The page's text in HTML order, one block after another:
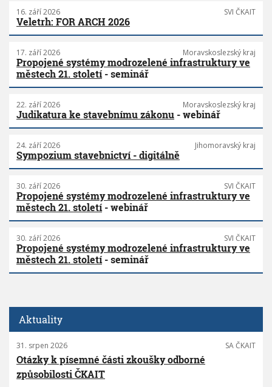
16. září 2026 SVI ČKAIT
Veletrh: FOR ARCH 2026
17. září 2026 Moravskoslezský kraj
Propojené systémy modrozelené infrastruktury ve
městech 21. století- seminář
22. září 2026 Moravskoslezský kraj
Judikatura ke stavebnímu zákonu - webinář
24. září 2026 Jihomoravský kraj
Sympozium stavebnictví - digitálně
30. září 2026 SVI ČKAIT
Propojené systémy modrozelené infrastruktury ve
městech 21. století- webinář
30. září 2026 SVI ČKAIT
Propojené systémy modrozelené infrastruktury ve
městech 21. století- seminář
Aktuality
31. srpen 2026 SA ČKAIT
Otázky k písemné části zkoušky odborné
způsobilosti ČKAIT